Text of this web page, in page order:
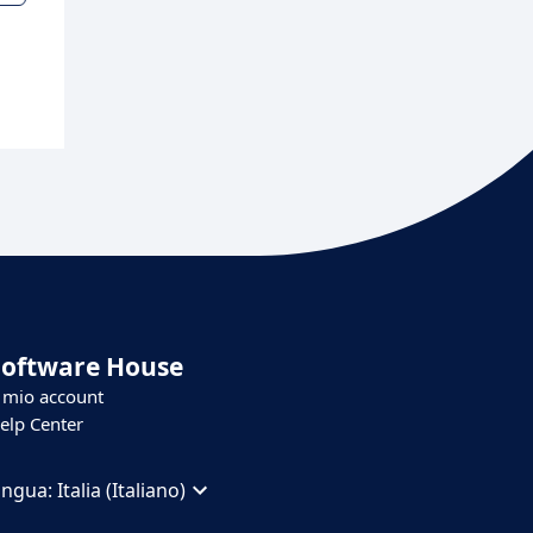
House
account
Center
Italia (Italiano)